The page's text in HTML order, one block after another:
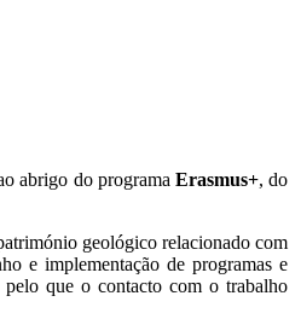
abrigo do programa Erasmus+, do
geológico relacionado com
e implementação de programas e
pelo que o contacto com o trabalho